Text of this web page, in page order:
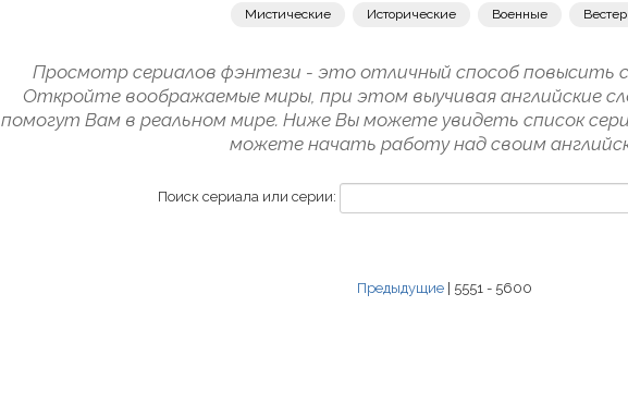
Мистические Исторические Военные
Просмотр сериалов фэнтези - это отличный способ повысить
Откройте воображаемые миры, при этом выучивая английские
помогут Вам в реальном мире. Ниже Вы можете увидеть список
можете начать работу над своим
Поиск сериала или серии:
Предыдущие| 5551 - 5600